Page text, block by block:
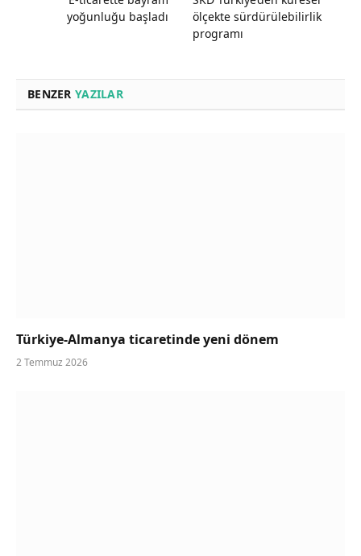
yoğunluğu başladı
ölçekte sürdürülebilirlik
programı
BENZER YAZILAR
Türkiye-Almanya ticaretinde yeni dönem
2 Temmuz 2026